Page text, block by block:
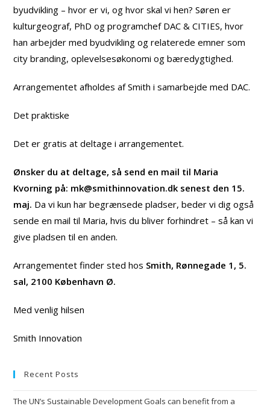
byudvikling – hvor er vi, og hvor skal vi hen? Søren er
kulturgeograf, PhD og programchef DAC & CITIES, hvor
han arbejder med byudvikling og relaterede emner som
city branding, oplevelsesøkonomi og bæredygtighed.
Arrangementet afholdes af Smith i samarbejde med DAC.
Det praktiske
Det er gratis at deltage i arrangementet.
Ønsker du at deltage, så send en mail til Maria
Kvorning på: mk@smithinnovation.dk senest den 15.
maj. Da vi kun har begrænsede pladser, beder vi dig også
sende en mail til Maria, hvis du bliver forhindret – så kan vi
give pladsen til en anden.
Arrangementet finder sted hos Smith, Rønnegade 1, 5.
sal, 2100 København Ø.
Med venlig hilsen
Smith Innovation
Recent Posts
The UN’s Sustainable Development Goals can benefit from a